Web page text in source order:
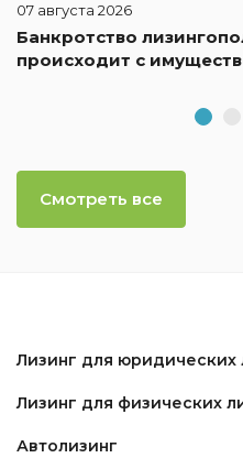
07 августа 2026
Банкротство
происходит с
Смотреть все
Лизинг для юридических
Лизинг для физических
Автолизинг